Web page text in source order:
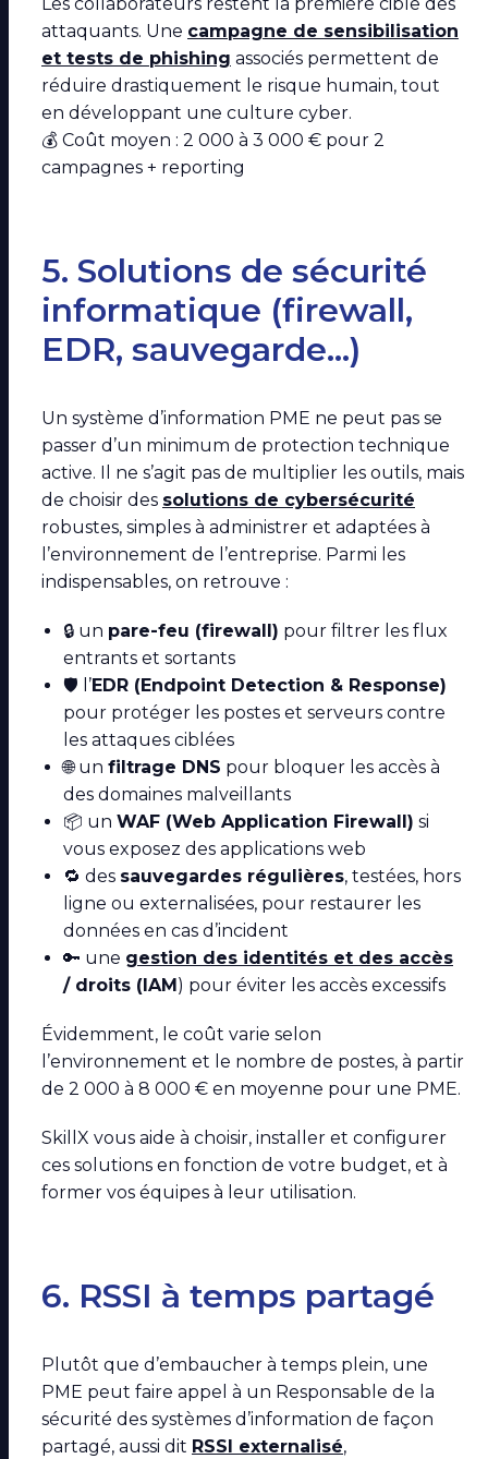
attaquants. Une campagne de sensibilisation
et tests de phishing associés permettent de
réduire drastiquement le risque humain, tout
en développant une culture cyber.
💰 Coût moyen : 2 000 à 3 000 € pour 2
campagnes + reporting
5. Solutions de sécurité
informatique (firewall,
EDR, sauvegarde…)
Un système d’information PME ne peut pas se
passer d’un minimum de protection technique
active. Il ne s’agit pas de multiplier les outils, mais
de choisir des solutions de cybersécurité
robustes, simples à administrer et adaptées à
l’environnement de l’entreprise. Parmi les
indispensables, on retrouve :
🔒 un pare-feu (firewall) pour filtrer les flux
entrants et sortants
🛡️ l’EDR (Endpoint Detection & Response)
pour protéger les postes et serveurs contre
les attaques ciblées
🌐 un filtrage DNS pour bloquer les accès à
des domaines malveillants
📦 un WAF (Web Application Firewall) si
vous exposez des applications web
🔁 des sauvegardes régulières, testées, hors
ligne ou externalisées, pour restaurer les
données en cas d’incident
🔑 une gestion des identités et des accès
/ droits (IAM) pour éviter les accès excessifs
Évidemment, le coût varie selon
l’environnement et le nombre de postes, à partir
de 2 000 à 8 000 € en moyenne pour une PME.
SkillX vous aide à choisir, installer et configurer
ces solutions en fonction de votre budget, et à
former vos équipes à leur utilisation.
6. RSSI à temps partagé
Plutôt que d’embaucher à temps plein, une
PME peut faire appel à un Responsable de la
sécurité des systèmes d’information de façon
partagé, aussi dit RSSI externalisé,